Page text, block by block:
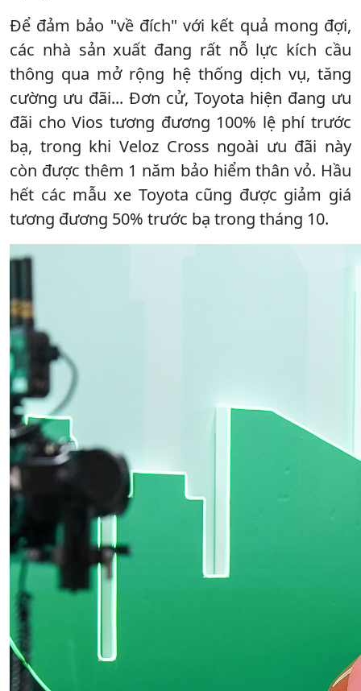
Để đảm bảo "về đích" với kết quả mong đợi,
các nhà sản xuất đang rất nỗ lực kích cầu
thông qua mở rộng hệ thống dịch vụ, tăng
cường ưu đãi... Đơn cử, Toyota hiện đang ưu
đãi cho Vios tương đương 100% lệ phí trước
bạ, trong khi Veloz Cross ngoài ưu đãi này
còn được thêm 1 năm bảo hiểm thân vỏ. Hầu
hết các mẫu xe Toyota cũng được giảm giá
tương đương 50% trước bạ trong tháng 10.